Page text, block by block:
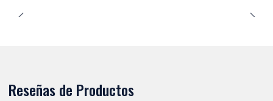
Reseñas de Productos